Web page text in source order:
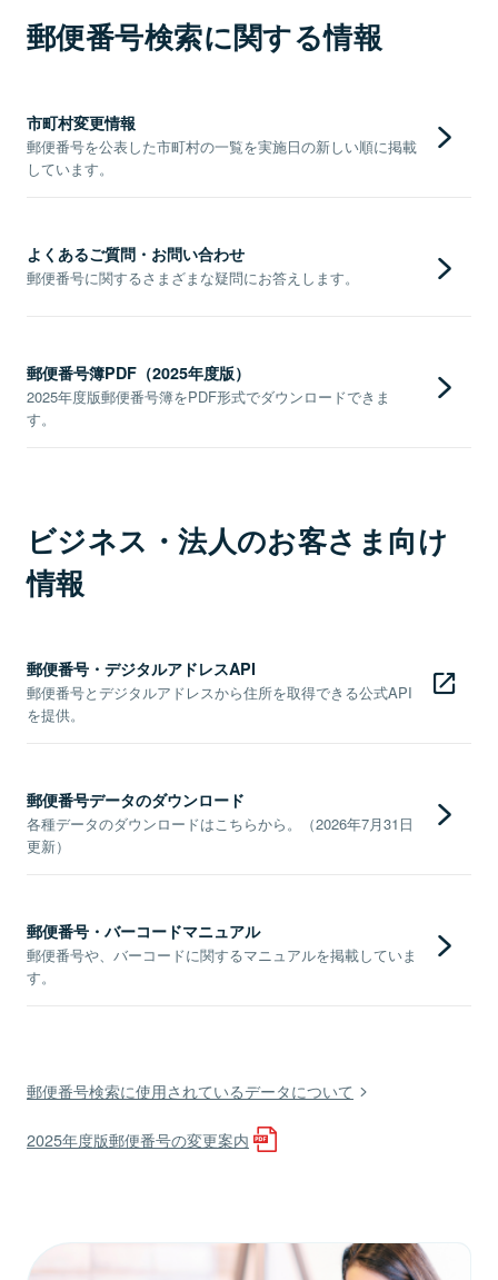
郵便番号検索に関する情報
市町村変更情報
郵便番号を公表した市町村の一覧を実施日の新しい順に掲載
しています。
よくあるご質問・お問い合わせ
郵便番号に関するさまざまな疑問にお答えします。
郵便番号簿PDF（2025年度版）
2025年度版郵便番号簿をPDF形式でダウンロードできま
す。
ビジネス・法人のお客さま向け
情報
郵便番号・デジタルアドレスAPI
郵便番号とデジタルアドレスから住所を取得できる公式API
を提供。
郵便番号データのダウンロード
各種データのダウンロードはこちらから。（2026年7月31日
更新）
郵便番号・バーコードマニュアル
郵便番号や、バーコードに関するマニュアルを掲載していま
す。
郵便番号検索に使用されているデータについて
2025年度版郵便番号の変更案内